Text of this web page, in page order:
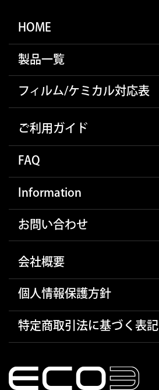
HOME
製品一覧
フィルム/ケミカル対応表
ご利用ガイド
FAQ
Information
お問い合わせ
会社概要
個人情報保護方針
特定商取引法に基づく表記